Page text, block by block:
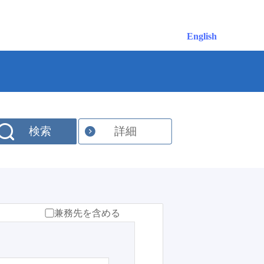
English
検索 詳細
兼務先を含める